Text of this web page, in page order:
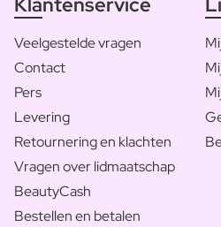
Veelgestelde vragen
Contact
Pers
Levering
Retournering en klachten
Vragen over lidmaatschap
BeautyCash
Bestellen en betalen